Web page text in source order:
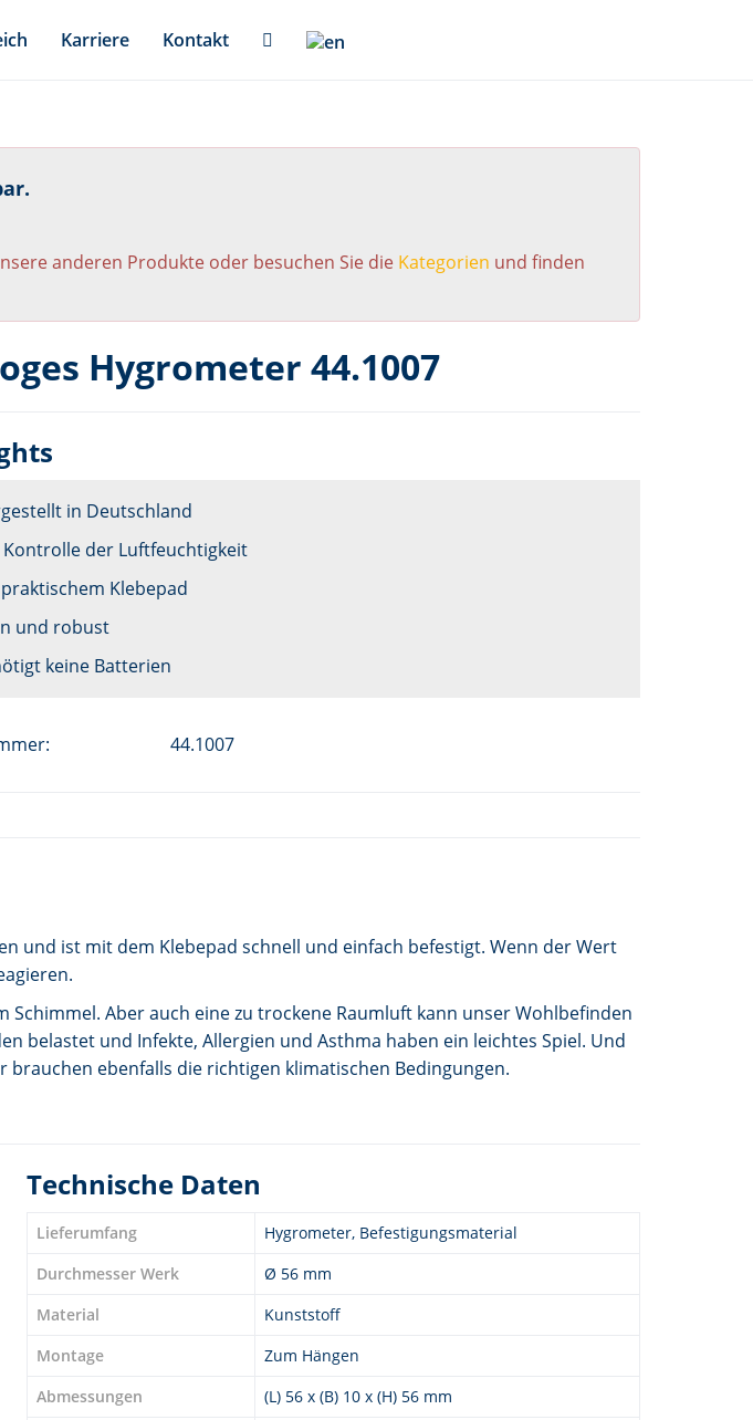
Karriere Kontakt
anderen Produkte oder besuchen Sie die Kategorien und finden
Hygrometer 44.1007
in Deutschland
der Luftfeuchtigkeit
Klebepad
und robust
keine Batterien
44.1007
und ist mit dem Klebepad schnell und einfach befestigt. Wenn der Wert
Aber auch eine zu trockene Raumluft kann unser Wohlbefinden
belastet und Infekte, Allergien und Asthma haben ein leichtes Spiel. Und
ebenfalls die richtigen klimatischen Bedingungen.
Technische Daten
Lieferumfang
Hygrometer, Befestigungsmaterial
Durchmesser Werk
Ø 56 mm
Material
Kunststoff
Montage
Zum Hängen
Abmessungen
(L) 56 x (B) 10 x (H) 56 mm